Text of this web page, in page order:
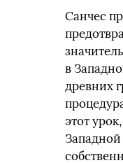
Санчес
в
древних
этот